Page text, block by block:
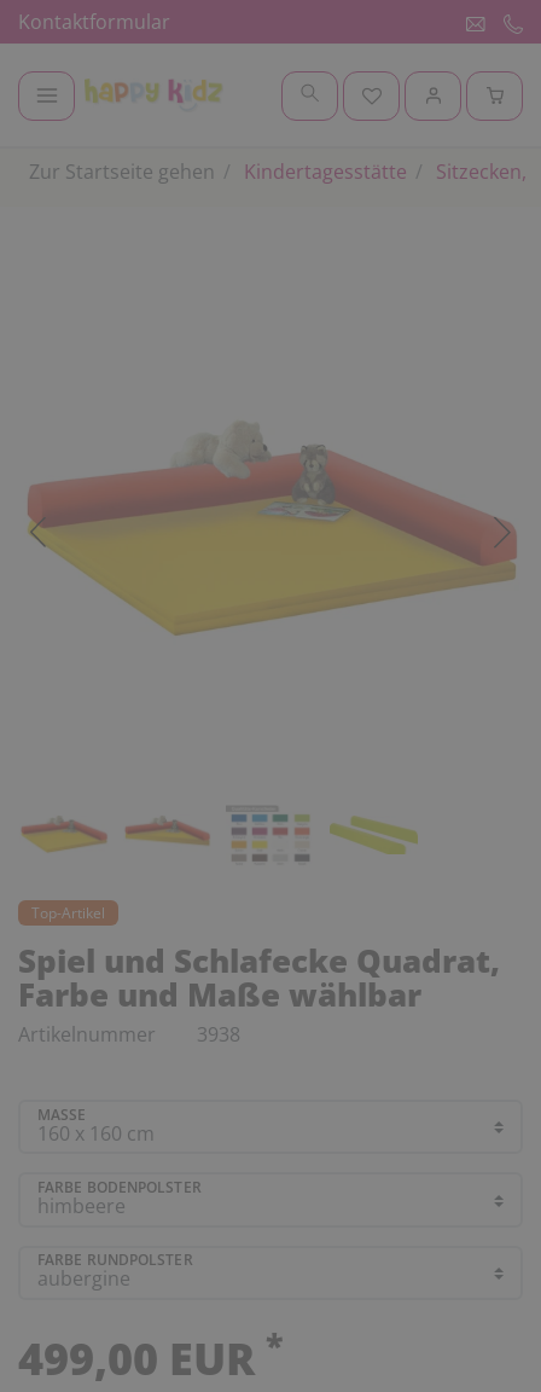
Kontaktformular
Zur Startseite gehen Kindertagesstätte Sitzecken,
Top-Artikel
Spiel und Schlafecke Quadrat,
Farbe und Maße wählbar
Artikelnummer 3938
MASSE
FARBE BODENPOLSTER
FARBE RUNDPOLSTER
499,00 EUR *